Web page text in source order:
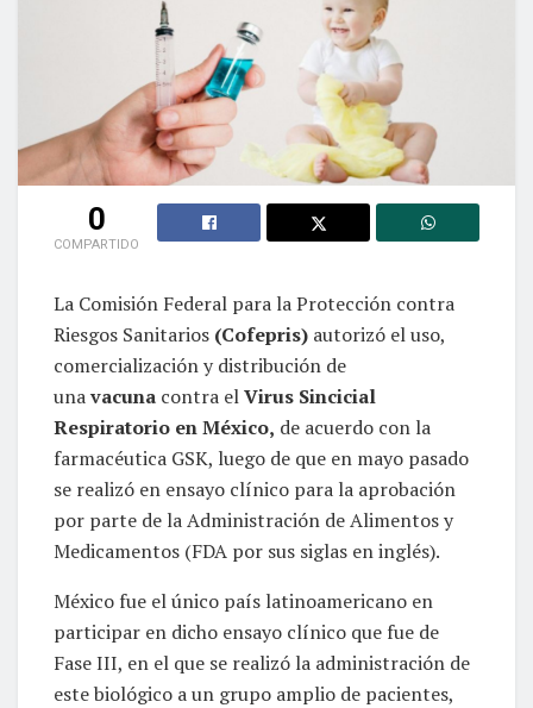
0
COMPARTIDO
La Comisión Federal para la Protección contra
Riesgos Sanitarios (Cofepris) autorizó el uso,
comercialización y distribución de
unavacuna contra elVirus Sincicial
Respiratorio en México, de acuerdo con la
farmacéutica GSK, luego de que en mayo pasado
se realizó en ensayo clínico para la aprobación
por parte de la Administración de Alimentos y
Medicamentos (FDA por sus siglas en inglés).
México fue el único país latinoamericano en
participar en dicho ensayo clínico que fue de
Fase III, en el que se realizó la administración de
este biológico a un grupo amplio de pacientes,